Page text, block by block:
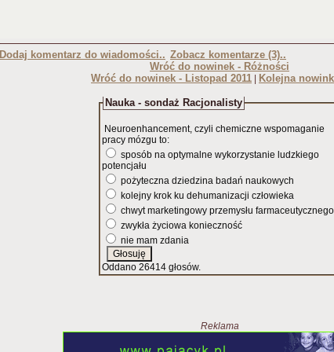
Dodaj komentarz do wiadomości.. Zobacz komentarze (3)..
Wróć do nowinek - Różności
Wróć do nowinek - Listopad 2011
Kolejna
Nauka - sondaż Racjonalisty
Neuroenhancement, czyli chemiczne wspomaganie
pracy mózgu to:
sposób na optymalne wykorzystanie ludzkiego
potencjału
pożyteczna dziedzina badań naukowych
kolejny krok ku dehumanizacji człowieka
chwyt marketingowy przemysłu farmaceutycznego
zwykła życiowa konieczność
nie mam zdania
Oddano 26414 głosów.
Reklama